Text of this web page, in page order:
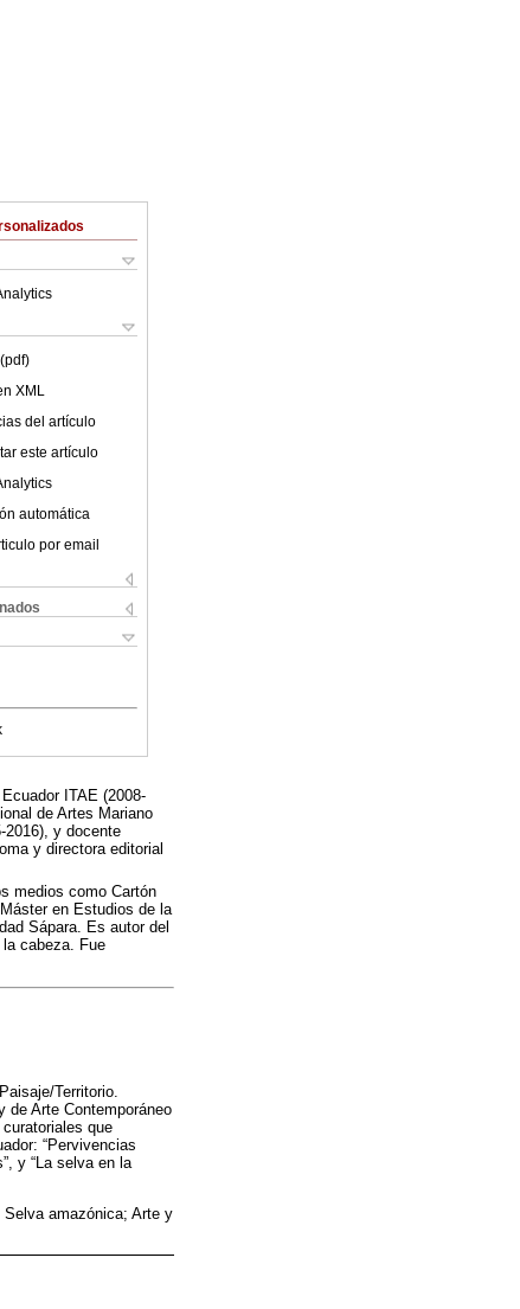
XML
del artículo
este artículo
automática
por email
ITAE (2008-
de Artes Mariano
2016), y docente
y directora editorial
medios como Cartón
en Estudios de la
Sápara. Es autor del
cabeza. Fue
Territorio.
de Arte Contemporáneo
que
“Pervivencias
y “La selva en la
amazónica; Arte y